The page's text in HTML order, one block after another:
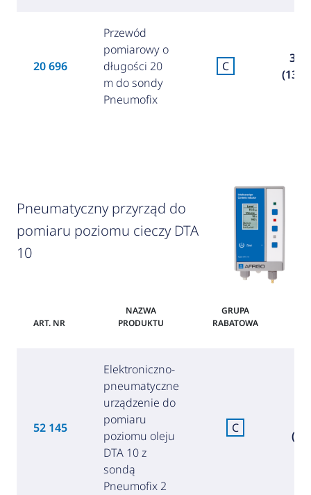
20 696
Przewód
pomiarowy o
długości 20
m do sondy
Pneumofix
C
Pneumatyczny przyrząd do
pomiaru poziomu cieczy DTA
10
ART. NR
NAZWA
PRODUKTU
GRUPA
RABATOWA
52 145
Elektroniczno-
pneumatyczne
urządzenie do
pomiaru
poziomu oleju
DTA 10 z
sondą
Pneumofix 2
C